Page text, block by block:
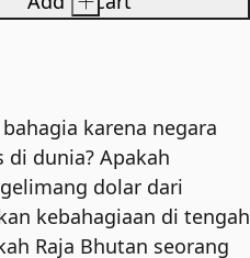
karena negara
dunia? Apakah
dolar dari
kebahagiaan di tengah
Raja Bhutan seorang